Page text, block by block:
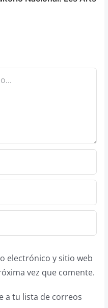
electrónico y sitio web
vez que comente.
a tu lista de correos